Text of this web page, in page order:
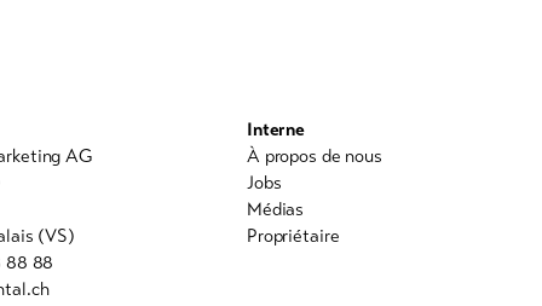
AG
(VS)
88 88
Interne
À propos de nous
Jobs
Médias
Propriétaire